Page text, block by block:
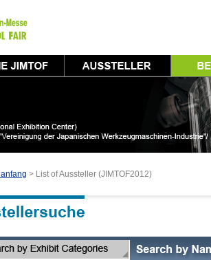
> List of Aussteller (JIMTOF2012)